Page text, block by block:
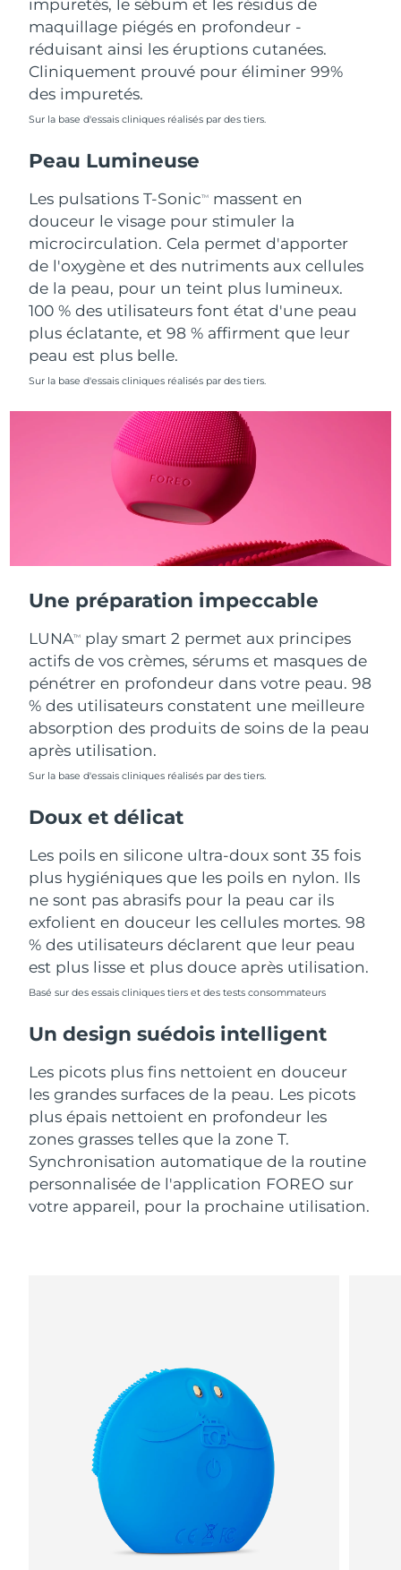
impuretés, le sébum et les résidus de
maquillage piégés en profondeur -
réduisant ainsi les éruptions cutanées.
Cliniquement prouvé pour éliminer 99%
des impuretés.
Sur la base d'essais cliniques réalisés par des tiers.
Peau Lumineuse
Les pulsations T-SonicTM
massent en
douceur le visage pour stimuler la
microcirculation. Cela permet d'apporter
de l'oxygène et des nutriments aux cellules
de la peau, pour un teint plus lumineux.
100 % des utilisateurs font état d'une peau
plus éclatante, et 98 % affirment que leur
peau est plus belle.
Sur la base d'essais cliniques réalisés par des tiers.
Une préparation impeccable
LUNATM
play smart 2 permet aux principes
actifs de vos crèmes, sérums et masques de
pénétrer en profondeur dans votre peau. 98
% des utilisateurs constatent une meilleure
absorption des produits de soins de la peau
après utilisation.
Sur la base d'essais cliniques réalisés par des tiers.
Doux et délicat
Les poils en silicone ultra-doux sont 35 fois
plus hygiéniques que les poils en nylon. Ils
ne sont pas abrasifs pour la peau car ils
exfolient en douceur les cellules mortes. 98
% des utilisateurs déclarent que leur peau
est plus lisse et plus douce après utilisation.
Basé sur des essais cliniques tiers et des tests consommateurs
Un design suédois intelligent
Les picots plus fins nettoient en douceur
les grandes surfaces de la peau. Les picots
plus épais nettoient en profondeur les
zones grasses telles que la zone T.
Synchronisation automatique de la routine
personnalisée de l'application FOREO sur
votre appareil, pour la prochaine utilisation.
Singapour Livraison estimée12/08/2026
Slovaquie Livraison estimée10/08/2026
Slovénie
Espagne Livraison estimée
Suède Livraison estimée 10/08/2026
Suisse Livraison estimée10/08/2026
Taïwan
Livraison estimée
Émirats arabes unis Livraison estimée
Livraison estimée
États-Unis Livraison estimée11/08/2026
Ouzbékistan Livraison estimée 15/08/2026
Viêt Nam Livraison estimée 16/08/2026